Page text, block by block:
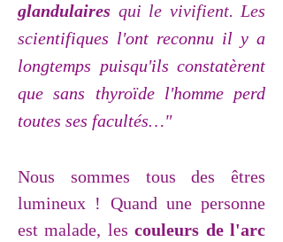
glandulaires qui le vivifient. Les
scientifiques l'ont reconnu il y a
longtemps puisqu'ils constatèrent
que sans thyroïdel'homme perd
toutes ses facultés…"
Nous sommes tous des êtres
lumineux ! Quand une personne
est malade, lescouleurs de l'arc